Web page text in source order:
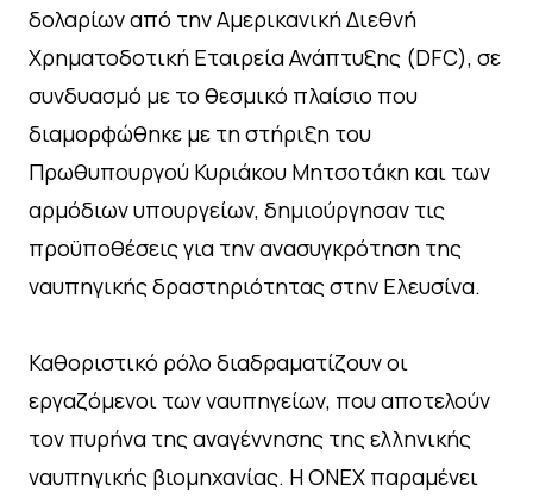
δολαρίων από την Αμερικανική Διεθνή
Χρηματοδοτική Εταιρεία Ανάπτυξης (DFC), σε
συνδυασμό με το θεσμικό πλαίσιο που
διαμορφώθηκε με τη στήριξη του
Πρωθυπουργού Κυριάκου Μητσοτάκη και των
αρμόδιων υπουργείων, δημιούργησαν τις
προϋποθέσεις για την ανασυγκρότηση της
ναυπηγικής δραστηριότητας στην Ελευσίνα.
Καθοριστικό ρόλο διαδραματίζουν οι
εργαζόμενοι των ναυπηγείων, που αποτελούν
τον πυρήνα της αναγέννησης της ελληνικής
ναυπηγικής βιομηχανίας. Η ONEX παραμένει